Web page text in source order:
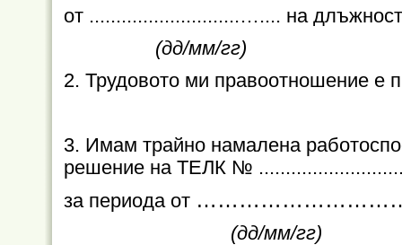
от ............................….... на
(дд/мм/гг)
2. Трудовото ми правоотношение е
3. Имам трайно намалена
решение на ТЕЛК №
за периода от
(дд/мм/гг)